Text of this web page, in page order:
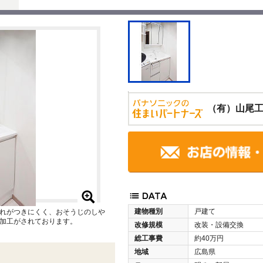
（有）山尾
建物種別
戸建て
改修規模
改装・設備交換
総工事費
約40万円
地域
広島県
がつきにくく、おそうじのしや
工がされております。